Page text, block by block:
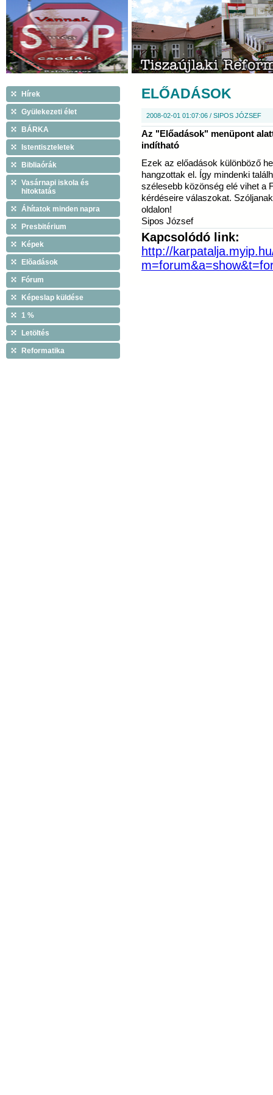
Hírek
Gyülekezeti élet
BÁRKA
Istentiszteletek
Bibliaórák
Vasárnapi iskola és
hitoktatás
Áhítatok minden napra
Presbitérium
Képek
Elõadások
Fórum
Képeslap küldése
1 %
Letöltés
Reformatika
ELŐADÁSOK
2008-02-01 01:07:06 / SIPOS JÓZSEF
Az "Előadások" menüpont
indítható
Ezek az előadások különböző
hangzottak el. Így mindenki
szélesebb közönség elé vihet a
kérdéseire válaszokat.
oldalon!
Sipos József
Kapcsolódó link:
http://